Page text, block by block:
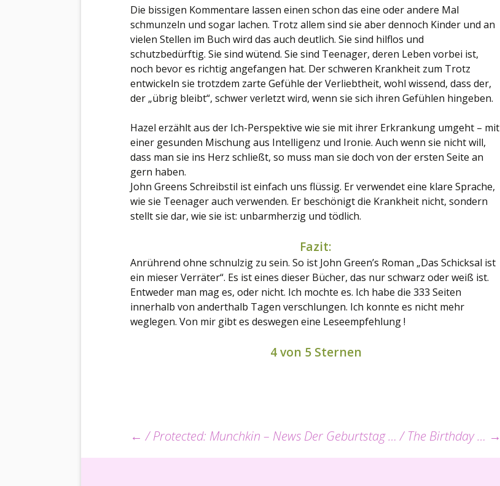
Die bissigen Kommentare lassen einen schon das eine oder andere Mal
schmunzeln und sogar lachen. Trotz allem sind sie aber dennoch Kinder und an
vielen Stellen im Buch wird das auch deutlich. Sie sind hilflos und
schutzbedürftig. Sie sind wütend. Sie sind Teenager, deren Leben vorbei ist,
noch bevor es richtig angefangen hat. Der schweren Krankheit zum Trotz
entwickeln sie trotzdem zarte Gefühle der Verliebtheit, wohl wissend, dass der,
der „übrig bleibt“, schwer verletzt wird, wenn sie sich ihren Gefühlen hingeben.
Hazel erzählt aus der Ich-Perspektive wie sie mit ihrer Erkrankung umgeht – mit
einer gesunden Mischung aus Intelligenz und Ironie. Auch wenn sie nicht will,
dass man sie ins Herz schließt, so muss man sie doch von der ersten Seite an
gern haben.
John Greens Schreibstil ist einfach uns flüssig. Er verwendet eine klare Sprache,
wie sie Teenager auch verwenden. Er beschönigt die Krankheit nicht, sondern
stellt sie dar, wie sie ist: unbarmherzig und tödlich.
Fazit:
Anrührend ohne schnulzig zu sein. So ist John Green’s Roman „Das Schicksal ist
ein mieser Verräter“. Es ist eines dieser Bücher, das nur schwarz oder weiß ist.
Entweder man mag es, oder nicht. Ich mochte es. Ich habe die 333 Seiten
innerhalb von anderthalb Tagen verschlungen. Ich konnte es nicht mehr
weglegen. Von mir gibt es deswegen eine Leseempfehlung !
4 von 5 Sternen
Beitrags-
← / Protected: Munchkin – News Der Geburtstag … / The Birthday … →